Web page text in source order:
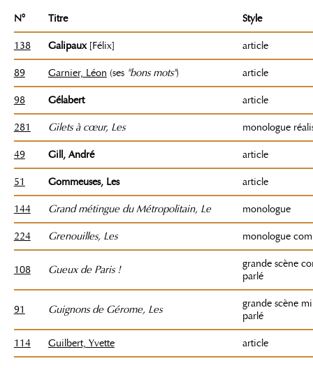
N° Titre Style
138 Galipaux[Félix] article
89 Garnier, Léon (ses "bons mots") article
98 Gélabert article
281 Gilets à cœur, Les monologue
49 Gill, André article
51 Gommeuses, Les article
144 Grand métingue du Métropolitain, Le monologue
224 Grenouilles, Les monologue
108 Gueux de Paris !
grande scène
parlé
91 Guignons de Gérome, Les
grande scène
parlé
114 Guilbert, Yvette article